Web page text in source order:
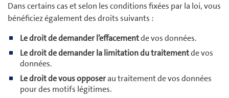
Dans certains cas et selon les conditions fixées par la loi, vous
bénéficiez également des droits suivants :
Le droit de demander l’effacementde vos données.
Le droit de demander la limitation du traitementde vos
données.
Le droit de vous opposerau traitement de vos données
pour des motifs légitimes.